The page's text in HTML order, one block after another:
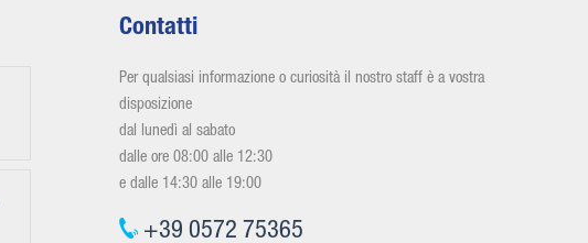
Contatti
Per qualsiasi informazione o curiosità il nostro staff è a vostra
disposizione
dal lunedì al sabato
dalle ore 08:00 alle 12:30
e dalle 14:30 alle 19:00
+39 0572 75365